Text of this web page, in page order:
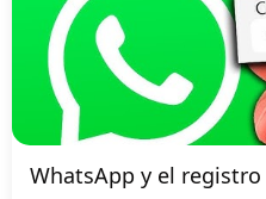
WhatsApp y el